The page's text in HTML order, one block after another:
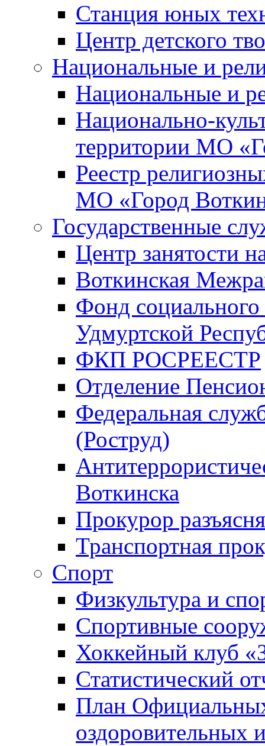
Станция юных
Центр детского
Национальные и
Национальные и
Национально-
территории МО
Реестр
МО «Город
Государственные
Центр занятости
Воткинская
Фонд
Удмуртской
ФКП РОСРЕЕСТР
Отделение
Федеральная
(Роструд)
Воткинска
Прокурор
Транспортная
Спорт
Физкультура и
Спортивные
Хоккейный клуб
Статистический
План
оздоровительных